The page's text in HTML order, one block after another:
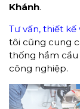
Khánh.
Tư vấn, thiết
tôi cũng cung
thống hầm cầu
công nghiệp.